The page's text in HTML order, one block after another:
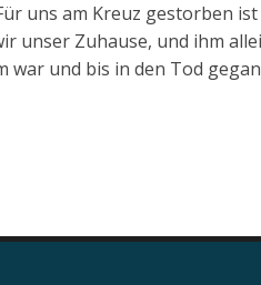
uns am Kreuz gestorben
unser Zuhause, und ihm
war und bis in den Tod